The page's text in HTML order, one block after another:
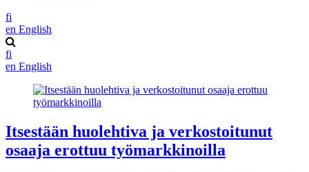
fi
en English
fi
en English
Itsestään huolehtiva ja verkostoitunut
osaaja erottuu työmarkkinoilla